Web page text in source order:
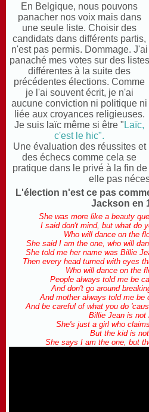
En Belgique, nous pouvons
panacher nos voix mais dans
une seule liste. Choisir des
candidats dans différents partis,
n'est pas permis. Dommage. J'ai
panaché mes votes sur des listes
différentes à la suite des
précédentes élections. Comme
je l'ai souvent écrit, je n'ai
aucune conviction ni politique ni
liée aux croyances religieuses.
Je suis laïc même si être " Laïc,
c'est le hic".
Une évaluation des réussites et
des échecs comme cela se
pratique dans le privé à la fin
elle pas
L'élection n'est ce pas
Jackson en
She was more like a beauty
I said don't mind, but what do
Who will dance on the
She said I am the one, who will
She told me her name was Billie
Then every head turned with eyes
Who will dance on the
People always told me be
And don't go around
And mother always told me be
And be careful of what you do
Billie Jean is not
She's just a girl who
But the kid is
She says I am the one, but